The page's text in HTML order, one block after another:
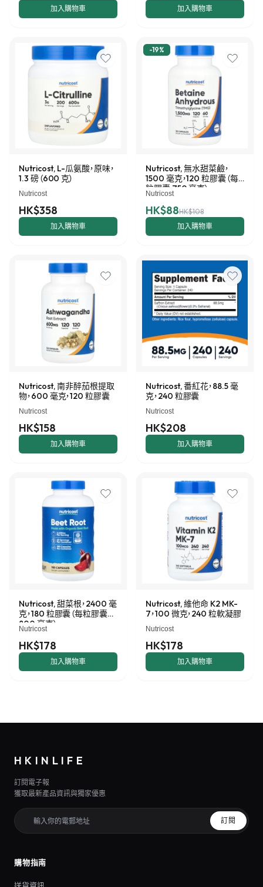
加入購物車
加入購物車
Nutricost, L-瓜氨酸，原味，
1.3 磅（600 克）
Nutricost
HK$358
加入購物車
-19%
Nutricost, 無水甜菜鹼，
1500 毫克，120 粒膠囊（每
粒膠囊 750 毫克）
Nutricost
HK$88HK$108
加入購物車
Nutricost, 南非醉茄根提取
物，600 毫克，120 粒膠囊
Nutricost
HK$158
加入購物車
Nutricost, 番紅花，88.5 毫
克，240 粒膠囊
Nutricost
HK$208
加入購物車
Nutricost, 甜菜根，2400 毫
克，180 粒膠囊（每粒膠囊
800 毫克）
Nutricost
HK$178
加入購物車
Nutricost, 維他命 K2 MK-
7，100 微克，240 粒軟凝膠
Nutricost
HK$178
加入購物車
HKINLIFE
訂閱電子報
獲取最新產品資訊與獨家優惠
訂閱
購物指南